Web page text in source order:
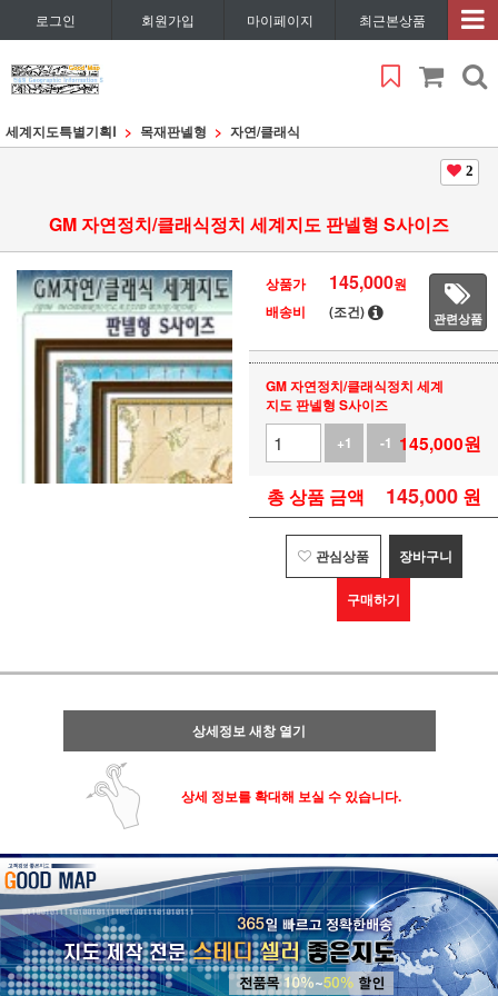
로그인 회원가입 마이페이지 최근본상품
세계지도특별기획Ⅰ 목재판넬형 자연/클래식
2
GM 자연정치/클래식정치 세계지도 판넬형 S사이즈
상품가 145,000원
배송비
(조건) 관련상품
GM 자연정치/클래식정치 세계
지도 판넬형 S사이즈
+1
-1 145,000원
총 상품 금액 145,000 원
관심상품 장바구니
구매하기
상세정보 새창 열기
상세 정보를 확대해 보실 수 있습니다.